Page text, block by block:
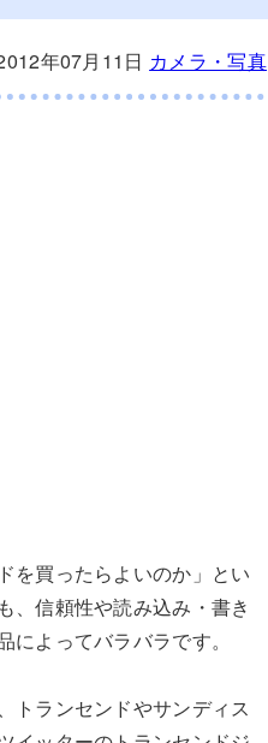
年07月11日 カメラ・写真
を買ったらよいのか」とい
、信頼性や読み込み・書き
よってバラバラです。
トランセンドやサンディス